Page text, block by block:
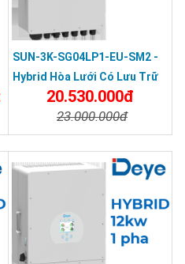
SUN-3K-SG04LP1-EU-SM2 -
Hybrid Hòa Lưới Có Lưu Trữ
DEYE 3KW 1 Pha
20.530.000đ
23.000.000đ